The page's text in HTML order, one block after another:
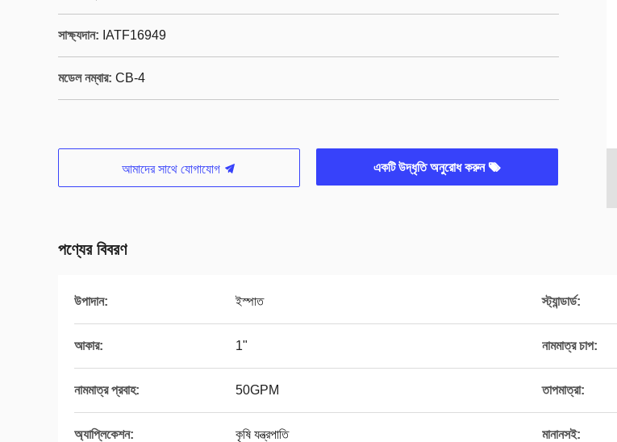
সাক্ষ্যদান: IATF16949
মডেল নম্বার: CB-4
আমাদের সাথে যোগাযোগ একটি উদ্ধৃতি অনুরোধ করুন
পণ্যের বিবরণ
উপাদান: ইস্পাত স্ট্যান্ডার্ড:
আকার: 1" নামমাত্র চাপ:
নামমাত্র প্রবাহ: 50GPM তাপমাত্রা:
অ্যাপ্লিকেশন: কৃষি যন্ত্রপাতি মানানসই: